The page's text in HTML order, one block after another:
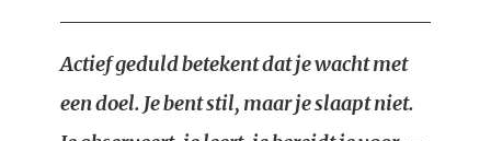
Actief geduld betekent dat je wacht met
een doel. Je bent stil, maar je slaapt niet.